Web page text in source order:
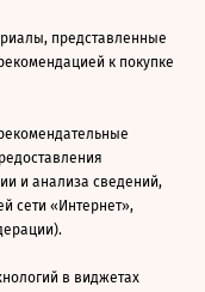
представленные
к покупке
и анализа сведений,
сети «Интернет»,
в виджетах